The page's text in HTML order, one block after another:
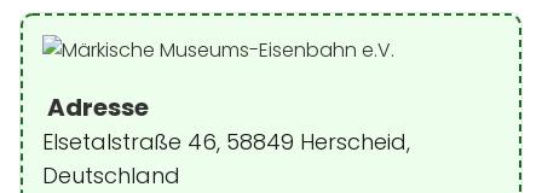
Adresse
Elsetalstraße 46, 58849 Herscheid,
Deutschland